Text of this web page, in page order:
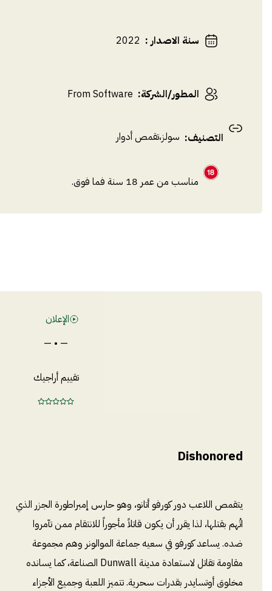
سنة الاصدار:
2022
المطور/الشركة:
From Software
التصنيف: سولز،تقمص أدوار
مناسب من عمر 18 سنة فما فوق.
الإعلان
— • —
تقييم أراجيك
Dishonored
يتقمص اللاعب دور كورفو أتانو، وهو حارس إمبراطورة الجزر الذي
اتُهم بقتلها، لذا يقرر أن يكون قاتلاً مأجوراً للانتقام ممن تآمروا
ضده. يساعد كورفو في سعيه جماعة الموالونر وهم مجموعة
مقاومة تقاتل لاستعادة مدينة Dunwall الصناعة، كما يسانده
مخلوق أوتسايدر بقدرات سحرية. تتميز اللعبة وجميع الأجزاء